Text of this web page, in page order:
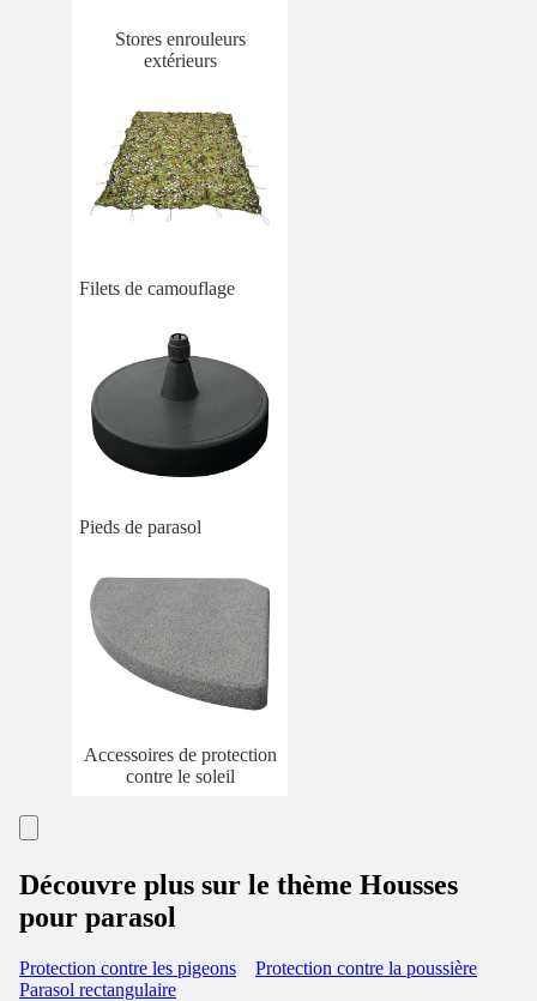
Stores enrouleurs
extérieurs
Filets de camouflage
Pieds de parasol
Accessoires de protection
contre le soleil
Découvre plus sur le thème Housses
pour parasol
Protection contre les pigeons
Protection contre la poussière
Parasol rectangulaire